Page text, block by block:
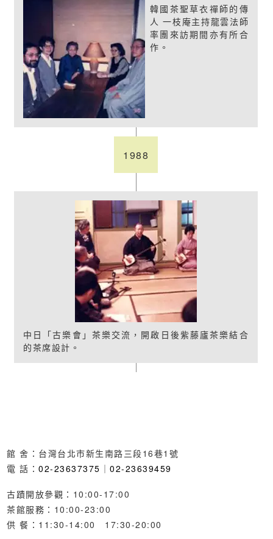
韓國茶聖草衣禪師的傳
人 一枝庵主持龍雲法師
率團來訪期間亦有所合
作。
1988
中日「古樂會」茶樂交流，開啟日後紫藤廬茶樂結合
的茶席設計。
館 舍：台灣台北市新生南路三段16巷1號
電 話： 02-23637375 ｜ 02-23639459
古蹟開放參觀：10:00-17:00
茶館服務：10:00-23:00
供 餐：11:30-14:00 17:30-20:00